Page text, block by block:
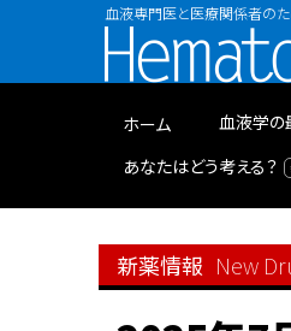
血液専門医と医療関係者のた
ホーム 血液学の
あなたはどう考える？
新薬情報 New